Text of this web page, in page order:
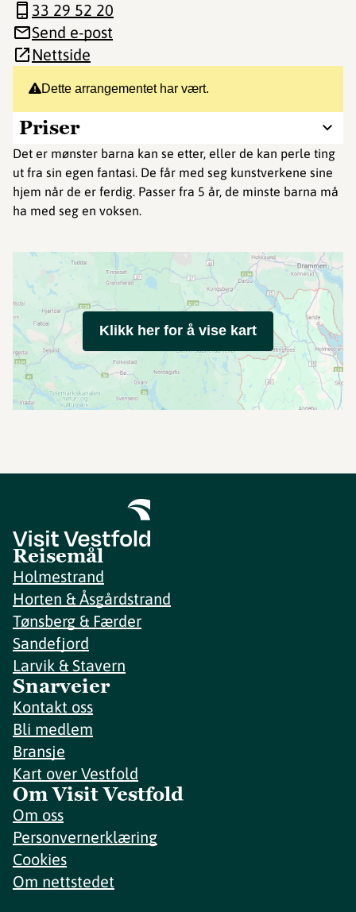
Dette arrangementet har vært.
Priser
Det er mønster barna kan se etter, eller de kan perle ting
ut fra sin egen fantasi. De får med seg kunstverkene sine
hjem når de er ferdig. Passer fra 5 år, de minste barna må
ha med seg en voksen.
33 29 52 20
Send e-post
Nettside
Klikk her for å vise kart
Reisemål
Holmestrand
Horten & Åsgårdstrand
Tønsberg & Færder
Sandefjord
Larvik & Stavern
Snarveier
Kontakt oss
Bli medlem
Bransje
Kart over Vestfold
Om Visit Vestfold
Om oss
Personvernerklæring
Cookies
Om nettstedet